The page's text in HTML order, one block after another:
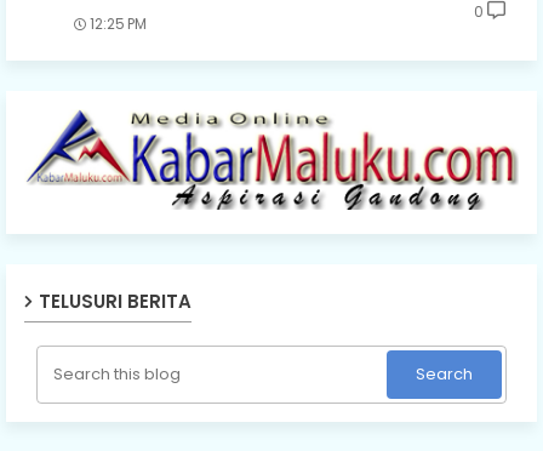
12:25 PM
0
TELUSURI BERITA